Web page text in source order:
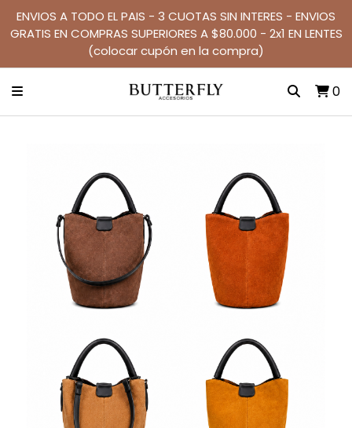
ENVIOS A TODO EL PAIS - 3 CUOTAS SIN INTERES - ENVIOS
GRATIS EN COMPRAS SUPERIORES A $80.000 - 2x1 EN LENTES
(colocar cupón en la compra)
0